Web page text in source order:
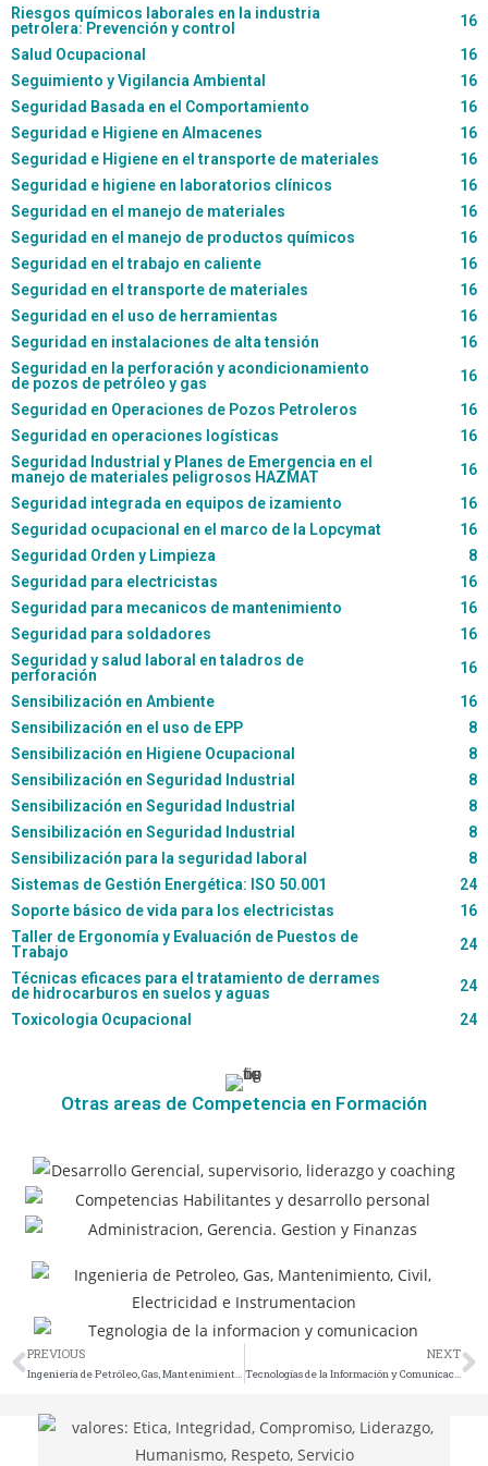
Riesgos químicos laborales en la industria
petrolera: Prevención y control
16
Salud Ocupacional
16
Seguimiento y Vigilancia Ambiental
16
Seguridad Basada en el Comportamiento
16
Seguridad e Higiene en Almacenes
16
Seguridad e Higiene en el transporte de materiales
16
Seguridad e higiene en laboratorios clínicos
16
Seguridad en el manejo de materiales
16
Seguridad en el manejo de productos químicos
16
Seguridad en el trabajo en caliente
16
Seguridad en el transporte de materiales
16
Seguridad en el uso de herramientas
16
Seguridad en instalaciones de alta tensión
16
Seguridad en la perforación y acondicionamiento
de pozos de petróleo y gas
16
Seguridad en Operaciones de Pozos Petroleros
16
Seguridad en operaciones logísticas
16
Seguridad Industrial y Planes de Emergencia en el
manejo de materiales peligrosos HAZMAT
16
Seguridad integrada en equipos de izamiento
16
Seguridad ocupacional en el marco de la Lopcymat
16
Seguridad Orden y Limpieza
8
Seguridad para electricistas
16
Seguridad para mecanicos de mantenimiento
16
Seguridad para soldadores
16
Seguridad y salud laboral en taladros de
perforación
16
Sensibilización en Ambiente
16
Sensibilización en el uso de EPP
8
Sensibilización en Higiene Ocupacional
8
Sensibilización en Seguridad Industrial
8
Sensibilización en Seguridad Industrial
8
Sensibilización en Seguridad Industrial
8
Sensibilización para la seguridad laboral
8
Sistemas de Gestión Energética: ISO 50.001
24
Soporte básico de vida para los electricistas
16
Taller de Ergonomía y Evaluación de Puestos de
Trabajo
24
Técnicas eficaces para el tratamiento de derrames
de hidrocarburos en suelos y aguas
24
Toxicologia Ocupacional
24
Otras areas de Competencia en Formación
PREVIOUS
Ingeniería de Petróleo, Gas, Mantenimiento, Civil, Electricidad e Instrumentación
NEXT
Tecnologías de la Información y Comunicación